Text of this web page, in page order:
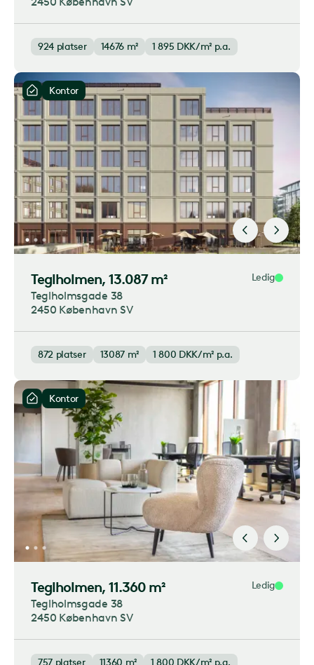
924 platser 14676 m² 1 895 DKK/m² p.a.
Kontor
Teglholmen, 13.087 m² Ledig
Teglholmsgade 38
2450 København SV
872 platser 13087 m² 1 800 DKK/m² p.a.
Kontor
Teglholmen, 11.360 m² Ledig
Teglholmsgade 38
2450 København SV
757 platser 11360 m² 1 800 DKK/m² p.a.